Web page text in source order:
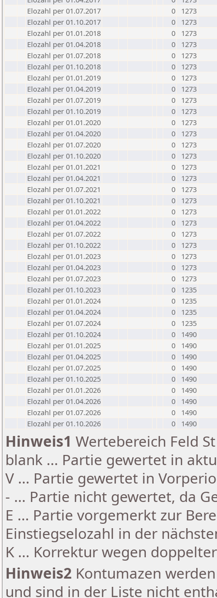
Elozahl per 01.07.2017
0
1273
Elozahl per 01.10.2017
0
1273
Elozahl per 01.01.2018
0
1273
Elozahl per 01.04.2018
0
1273
Elozahl per 01.07.2018
0
1273
Elozahl per 01.10.2018
0
1273
Elozahl per 01.01.2019
0
1273
Elozahl per 01.04.2019
0
1273
Elozahl per 01.07.2019
0
1273
Elozahl per 01.10.2019
0
1273
Elozahl per 01.01.2020
0
1273
Elozahl per 01.04.2020
0
1273
Elozahl per 01.07.2020
0
1273
Elozahl per 01.10.2020
0
1273
Elozahl per 01.01.2021
0
1273
Elozahl per 01.04.2021
0
1273
Elozahl per 01.07.2021
0
1273
Elozahl per 01.10.2021
0
1273
Elozahl per 01.01.2022
0
1273
Elozahl per 01.04.2022
0
1273
Elozahl per 01.07.2022
0
1273
Elozahl per 01.10.2022
0
1273
Elozahl per 01.01.2023
0
1273
Elozahl per 01.04.2023
0
1273
Elozahl per 01.07.2023
0
1273
Elozahl per 01.10.2023
0
1235
Elozahl per 01.01.2024
0
1235
Elozahl per 01.04.2024
0
1235
Elozahl per 01.07.2024
0
1235
Elozahl per 01.10.2024
0
1490
Elozahl per 01.01.2025
0
1490
Elozahl per 01.04.2025
0
1490
Elozahl per 01.07.2025
0
1490
Elozahl per 01.10.2025
0
1490
Elozahl per 01.01.2026
0
1490
Elozahl per 01.04.2026
0
1490
Elozahl per 01.07.2026
0
1490
Elozahl per 01.10.2026
0 1490
Hinweis1 Wertebereich Feld
blank ... Partie gewertet in
V ... Partie gewertet in
- ... Partie nicht gewertet, da
E ... Partie vorgemerkt zur
Einstiegselozahl in der
K ... Korrektur wegen
Hinweis2 Kontumazen
und sind in der Liste nicht